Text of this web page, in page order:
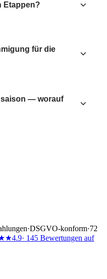
Etappen?
für die
— worauf
·DSGVO-konform·72
4.9· 145 Bewertungen auf